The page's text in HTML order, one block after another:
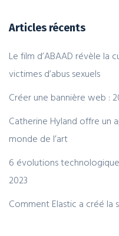
Articles récents
Le film d’ABAAD révèle la
victimes d’abus sexuels
Créer une bannière web :
Catherine Hyland offre un
monde de l’art
6 évolutions
2023
Comment Elastic a créé la